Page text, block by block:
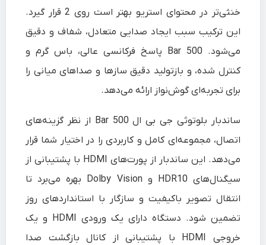
خنثی‌تر در محتوای استریو بهتر است روی 2 قرار گیرد.
این ترکیب سبب ایجاد صدایی متعادل، شفاف و دقیق
می‌شود. Bar 500 پاسخ فرکانسی عالی، باس گرم و
کنترل‌ شده، و بازتولید دقیق سازها و صداهای میانی را
برای تجربه‌ای گوش‌نواز ارائه می‌دهد.
ساندبار بلوتوثی جی بی ال Bar 500 از نظر گزینه‌های
اتصال، مجموعه‌ای کامل و کاربردی را در اختیار شما قرار
می‌دهد. این ساندبار از پورت‌های HDMI با پشتیبانی از
سیگنال‌های HDR10 و Dolby Vision بهره می‌برد تا
انتقال تصویر باکیفیت و سازگار با استانداردهای روز
تضمین شود. دستگاه دارای یک ورودی HDMI و یک
خروجی HDMI با پشتیبانی از کانال بازگشت صدا